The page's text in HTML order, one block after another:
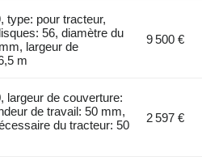
type: pour tracteur,
56, diamètre du
largeur de
m
9 500 €
largeur de couverture:
de travail: 50 mm,
du tracteur: 50
2 597 €